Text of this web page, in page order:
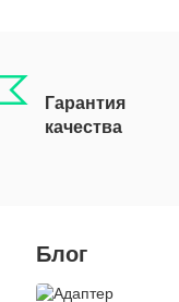
Гарантия
качества
Блог